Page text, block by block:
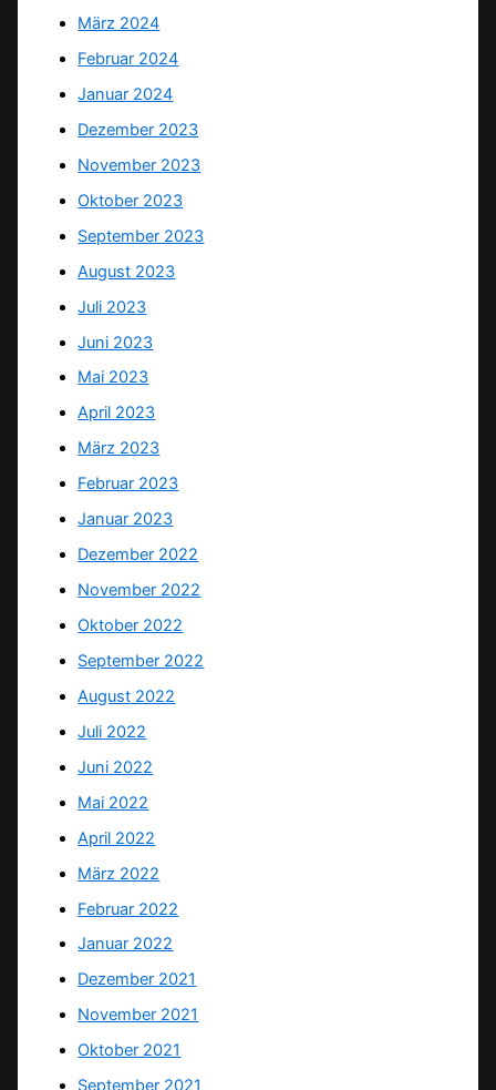
März 2024
Februar 2024
Januar 2024
Dezember 2023
November 2023
Oktober 2023
September 2023
August 2023
Juli 2023
Juni 2023
Mai 2023
April 2023
März 2023
Februar 2023
Januar 2023
Dezember 2022
November 2022
Oktober 2022
September 2022
August 2022
Juli 2022
Juni 2022
Mai 2022
April 2022
März 2022
Februar 2022
Januar 2022
Dezember 2021
November 2021
Oktober 2021
September 2021